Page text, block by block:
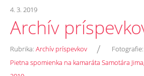
4. 3. 2019
Archív
Rubrika: Archív príspevkov /
Fotografie:
Pietna spomienka na kamaráta Samotára